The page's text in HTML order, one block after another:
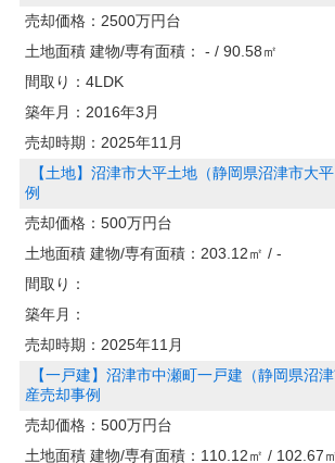
売却価格： 2500万円台
土地面積 建物/専有面積：
- / 90.58㎡
間取り： 4LDK
築年月： 2016年3月
売却時期： 2025年11月
【土地】沼津市大平土地（静岡県沼津市大
例
売却価格： 500万円台
土地面積 建物/専有面積： 203.12㎡ / -
間取り：
築年月：
売却時期： 2025年11月
【一戸建】沼津市中瀬町一戸建（静岡県沼
産売却事例
売却価格： 500万円台
土地面積 建物/専有面積： 110.12㎡ / 102.67